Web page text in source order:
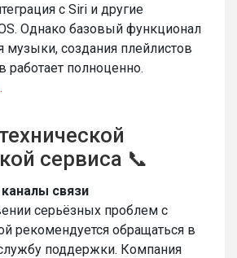
с Siri и другие
Однако базовый функционал
музыки, создания плейлистов
работает полноценно.
сервиса 📞
связи
серьёзных проблем с
рекомендуется обращаться в
поддержки. Компания